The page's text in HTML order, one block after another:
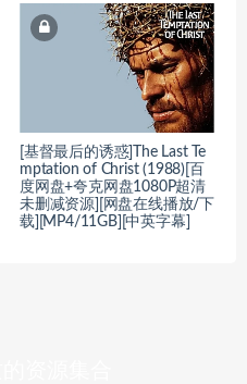
[基督最后的诱惑]The Last Te
mptation of Christ (1988)[百
度网盘+夸克网盘1080P超清
未删减资源][网盘在线播放/下
载][MP4/11GB][中英字幕]